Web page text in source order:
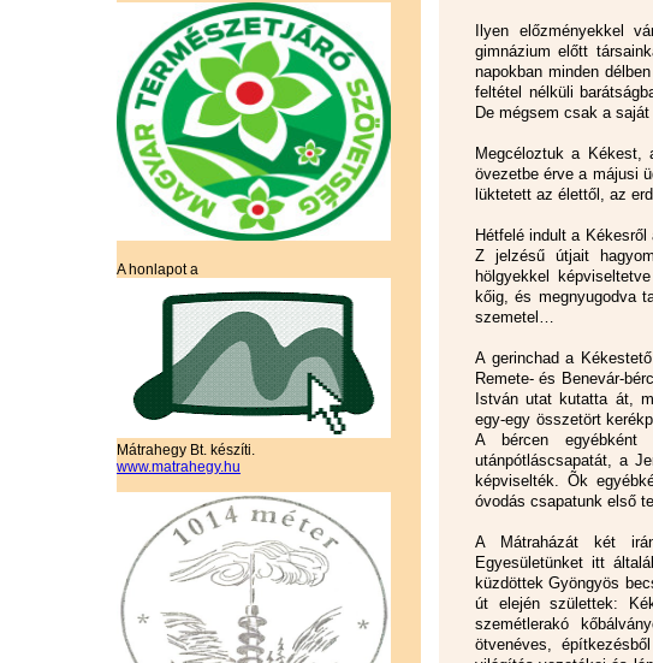
A honlapot a
Mátrahegy Bt. készíti.
www.matrahegy.hu
Ilyen előzményekkel
gimnázium előtt
napokban minden
feltétel nélküli
De mégsem csak a
Megcéloztuk a Kékest,
övezetbe érve a májusi
lüktetett az élettől, az
Hétfelé indult a
Z jelzésű útjait
hölgyekkel
kőig, és megnyugodva
szemetel…
A gerinchad a
Remete- és Benevár-
István utat kutatta át,
egy-egy összetört
A bércen
utánpótláscsapatát, a
képviselték. Õk
óvodás csapatunk első
A Mátraházát két
Egyesületünket itt
küzdöttek Gyöngyös
út elején születtek:
szemétlerakó
ötvenéves,